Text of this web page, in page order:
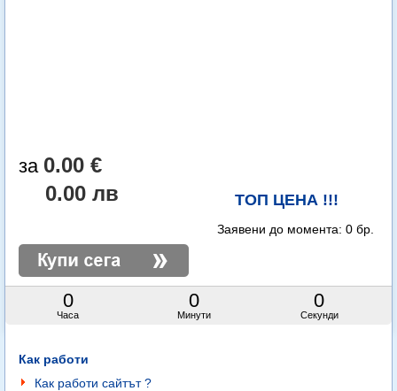
0.00 €
0.00 лв
ТОП ЦЕНА !!!
0
Часа
0
Минути
0
Секунди
Заявени до момента: 0 бр.
Как работи
Как работи сайтът ?